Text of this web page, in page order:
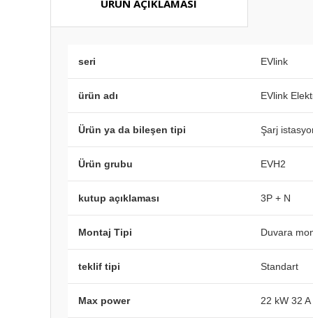
ÜRÜN AÇIKLAMASI
seri EVlink
ürün adı EVlink
Ürün ya da bileşen tipi Şarj
Ürün grubu EVH2
kutup açıklaması 3P + N
Montaj Tipi Duvara
teklif tipi Standart
Max power 22 kW 32 A